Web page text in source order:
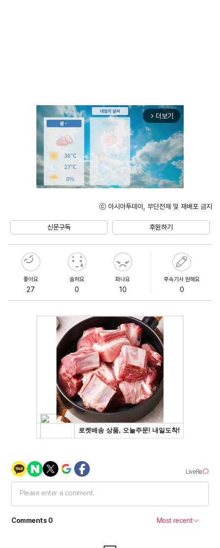
arrow_forward_ios 더보기
ⓒ 아시아투데이, 무단전재 및 재배포 금지
신문구독 후원하기
좋아요
27
슬퍼요
0
화나요
10
후속기사 원해요
0